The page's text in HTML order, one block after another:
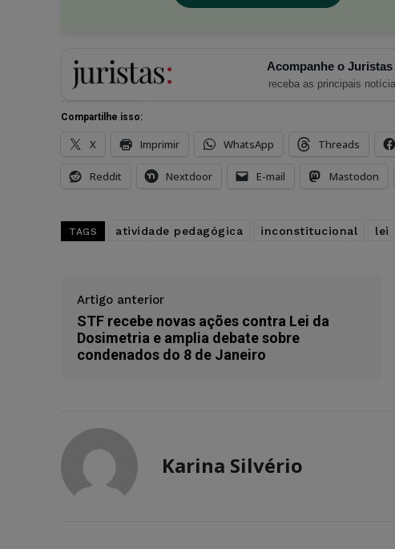
Acompanhe o
receba as principais
Compartilhe isso:
X Imprimir WhatsApp Threads
Reddit Nextdoor E-mail Mastodon
TAGS atividade pedagógica inconstitucional lei
Artigo anterior
STF recebe novas ações contra Lei da
Dosimetria e amplia debate sobre
condenados do 8 de Janeiro
Karina Silvério